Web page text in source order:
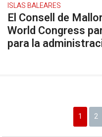
ISLAS BALEARES
El Consell de
World Congress
para la
1 2